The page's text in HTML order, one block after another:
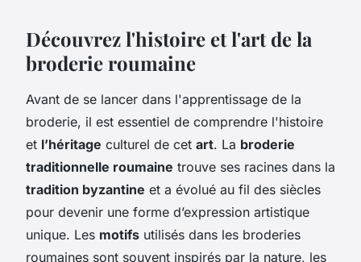
Découvrez l'histoire et l'art de la
broderie roumaine
Avant de se lancer dans l'apprentissage de la
broderie, il est essentiel de comprendre l'histoire
et l’héritage culturel de cet art. La broderie
traditionnelle roumaine trouve ses racines dans la
tradition byzantine et a évolué au fil des siècles
pour devenir une forme d’expression artistique
unique. Les motifs utilisés dans les broderies
roumaines sont souvent inspirés par la nature, les